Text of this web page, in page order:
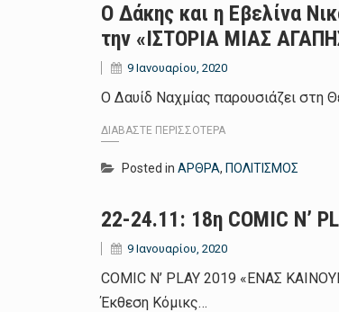
Ο Δάκης και η Εβελίνα
την «ΙΣΤΟΡΙΑ ΜΙΑΣ
9 Ιανουαρίου, 2020
Ο Δαυίδ Ναχμίας παρουσιάζει στη
ΔΙΑΒΆΣΤΕ ΠΕΡΙΣΣΌΤΕΡΑ
Posted in ΑΡΘΡΑ, ΠΟΛΙΤΙΣΜΟΣ
22-24.11: 18η COMIC N’
9 Ιανουαρίου, 2020
COMIC N’ PLAY 2019 «ΕΝΑΣ
Έκθεση Κόμικς…